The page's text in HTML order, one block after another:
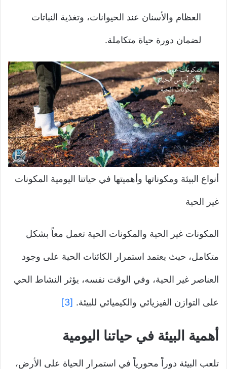
العظام والأسنان عند الحيوانات، وتغذية النباتات
لضمان دورة حياة متكاملة.
أنواع البيئة ومكوناتها وأهميتها في حياتنا اليومية المكونات
غير الحية
المكونات غير الحية والمكونات الحية تعمل معاً بشكل
متكامل، حيث يعتمد استمرار الكائنات الحية على وجود
العناصر غير الحية، وفي الوقت نفسه، يؤثر النشاط الحي
على التوازن الفيزيائي والكيميائي للبيئة. [3]
أهمية البيئة في حياتنا اليومية
تلعب البيئة دوراً محورياً في استمرار الحياة على الأرض،